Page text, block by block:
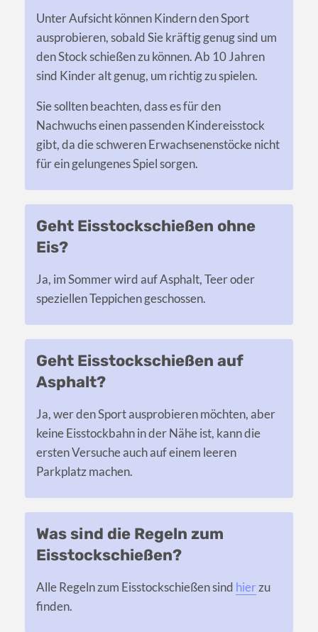
Unter Aufsicht können Kindern den Sport
ausprobieren, sobald Sie kräftig genug sind um
den Stock schießen zu können. Ab 10 Jahren
sind Kinder alt genug, um richtig zu spielen.
Sie sollten beachten, dass es für den
Nachwuchs einen passenden Kindereisstock
gibt, da die schweren Erwachsenenstöcke nicht
für ein gelungenes Spiel sorgen.
Geht Eisstockschießen ohne
Eis?
Ja, im Sommer wird auf Asphalt, Teer oder
speziellen Teppichen geschossen.
Geht Eisstockschießen auf
Asphalt?
Ja, wer den Sport ausprobieren möchten, aber
keine Eisstockbahn in der Nähe ist, kann die
ersten Versuche auch auf einem leeren
Parkplatz machen.
Was sind die Regeln zum
Eisstockschießen?
Alle Regeln zum Eisstockschießen sind hierzu
finden.